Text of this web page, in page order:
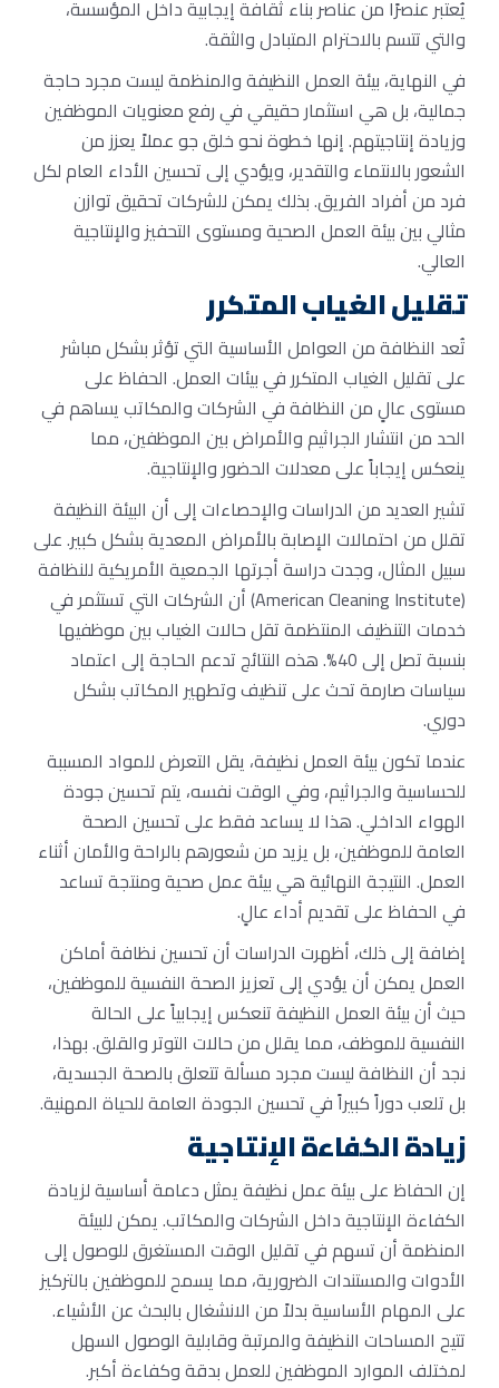
يُعتبر عنصرًا من عناصر بناء ثقافة إيجابية داخل المؤسسة،
والتي تتسم بالاحترام المتبادل والثقة.
في النهاية، بيئة العمل النظيفة والمنظمة ليست مجرد حاجة
جمالية، بل هي استثمار حقيقي في رفع معنويات الموظفين
وزيادة إنتاجيتهم. إنها خطوة نحو خلق جو عملاً يعزز من
الشعور بالانتماء والتقدير، ويؤدي إلى تحسين الأداء العام لكل
فرد من أفراد الفريق. بذلك يمكن للشركات تحقيق توازن
مثالي بين بيئة العمل الصحية ومستوى التحفيز والإنتاجية
العالي.
تقليل الغياب المتكرر
تُعد النظافة من العوامل الأساسية التي تؤثر بشكل مباشر
على تقليل الغياب المتكرر في بيئات العمل. الحفاظ على
مستوى عالٍ من النظافة في الشركات والمكاتب يساهم في
الحد من انتشار الجراثيم والأمراض بين الموظفين، مما
ينعكس إيجاباً على معدلات الحضور والإنتاجية.
تشير العديد من الدراسات والإحصاءات إلى أن البيئة النظيفة
تقلل من احتمالات الإصابة بالأمراض المعدية بشكل كبير. على
سبيل المثال، وجدت دراسة أجرتها الجمعية الأمريكية للنظافة
(American Cleaning Institute) أن الشركات التي تستثمر في
خدمات التنظيف المنتظمة تقل حالات الغياب بين موظفيها
بنسبة تصل إلى 40%. هذه النتائج تدعم الحاجة إلى اعتماد
سياسات صارمة تحث على تنظيف وتطهير المكاتب بشكل
دوري.
عندما تكون بيئة العمل نظيفة، يقل التعرض للمواد المسببة
للحساسية والجراثيم، وفي الوقت نفسه، يتم تحسين جودة
الهواء الداخلي. هذا لا يساعد فقط على تحسين الصحة
العامة للموظفين، بل يزيد من شعورهم بالراحة والأمان أثناء
العمل. النتيجة النهائية هي بيئة عمل صحية ومنتجة تساعد
في الحفاظ على تقديم أداء عالٍ.
إضافة إلى ذلك، أظهرت الدراسات أن تحسين نظافة أماكن
العمل يمكن أن يؤدي إلى تعزيز الصحة النفسية للموظفين،
حيث أن بيئة العمل النظيفة تنعكس إيجابياً على الحالة
النفسية للموظف، مما يقلل من حالات التوتر والقلق. بهذا،
نجد أن النظافة ليست مجرد مسألة تتعلق بالصحة الجسدية،
بل تلعب دوراً كبيراً في تحسين الجودة العامة للحياة المهنية.
زيادة الكفاءة الإنتاجية
إن الحفاظ على بيئة عمل نظيفة يمثل دعامة أساسية لزيادة
الكفاءة الإنتاجية داخل الشركات والمكاتب. يمكن للبيئة
المنظمة أن تسهم في تقليل الوقت المستغرق للوصول إلى
الأدوات والمستندات الضرورية، مما يسمح للموظفين بالتركيز
على المهام الأساسية بدلاً من الانشغال بالبحث عن الأشياء.
تتيح المساحات النظيفة والمرتبة وقابلية الوصول السهل
لمختلف الموارد الموظفين للعمل بدقة وكفاءة أكبر.